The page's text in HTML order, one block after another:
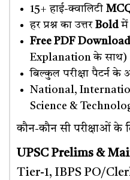
15+ हाई-क्वालिटी
हर प्रश्न का उत्तर Bold में
Free PDF Download
Explanation के साथ)
बिल्कुल परीक्षा पैटर्न के
National,
Science &
कौन-कौन सी परीक्षाओं के
UPSC Prelims &
Tier-1, IBPS PO/